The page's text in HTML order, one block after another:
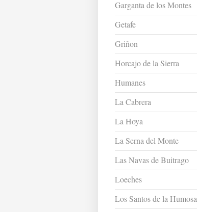
Garganta de los Montes
Getafe
Griñon
Horcajo de la Sierra
Humanes
La Cabrera
La Hoya
La Serna del Monte
Las Navas de Buitrago
Loeches
Los Santos de la Humosa